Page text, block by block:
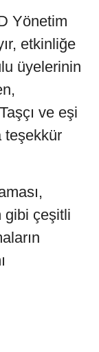
Yönetim
etkinliğe
üyelerinin
ve eşi
teşekkür
gibi çeşitli